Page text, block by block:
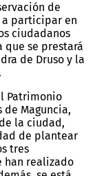
de
a participar en
ciudadanos
se prestará
de Druso y la
Patrimonio
Maguncia,
la ciudad,
de plantear
tres
han realizado